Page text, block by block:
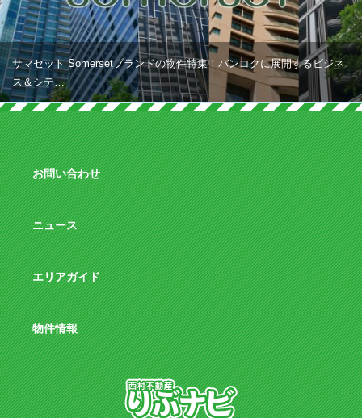
サマセット Somersetブランドの物件特集！バンコクに展開するビジネ
ス＆シテ…
お問い合わせ
ニュース
エリアガイド
物件情報